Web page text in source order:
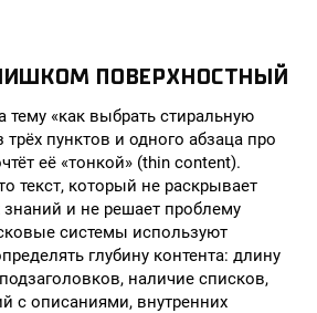
ПОВЕРХНОСТНЫЙ
тему «как выбрать стиральную
пунктов и одного абзаца про
её «тонкой» (thin content).
текст, который не раскрывает
знаний и не решает проблему
системы используют
глубину контента: длину
наличие списков,
с описаниями, внутренних